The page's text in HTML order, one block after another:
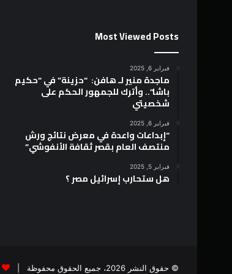
Most Viewed Posts
فبراير 6, 2025
ماجدة منير لـ هافن: “حزينة” في “حكيم
باشا”.. وأترك للجمهور الحكم على
شخصيتي
فبراير 6, 2025
“إبداعات واعدة في معرض نتائج ورش
منتصف العام بقصر ثقافة الأنفوشي”
فبراير 5, 2025
هل ستحارب إسرائيل مصر ؟
© حقوق النشر 2026، جميع الحقوق محفوظة |